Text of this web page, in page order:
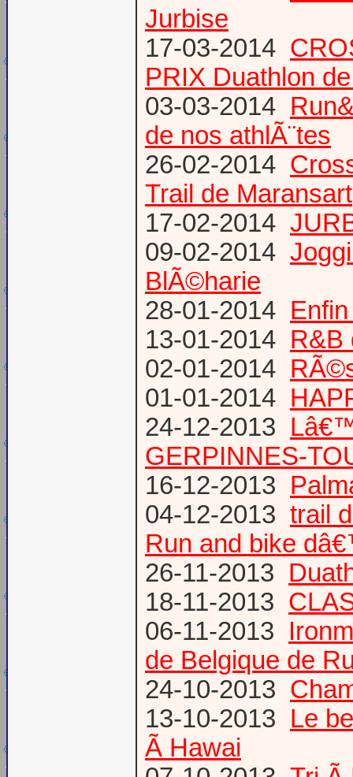
Jurbise
17-03-2014
PRIX Duathlon
03-03-2014
de nos athlÃ¨tes
26-02-2014
Trail de Maransart
17-02-2014
09-02-2014
BlÃ©harie
28-01-2014
13-01-2014 R&B
02-01-2014
01-01-2014
24-12-2013
GERPINNES-
16-12-2013
04-12-2013 trail
Run and bike
26-11-2013
18-11-2013
06-11-2013
de Belgique de
24-10-2013
13-10-2013 Le
Ã Hawai